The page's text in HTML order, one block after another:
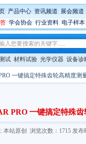
: 产品中心: 资讯频道: 展会频道
: 学会协会: 行业资料: 电子样本
试 材料试验 光学仪器 设备诊
一键搞定特殊齿轮高精度测
PRO 一键搞定特殊
: 本站原创 浏览次数：1715 发